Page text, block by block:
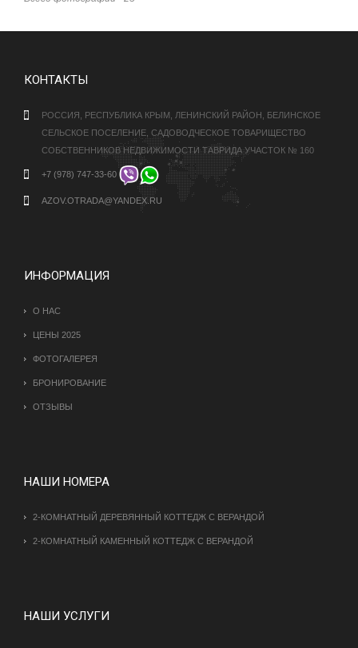
КОНТАКТЫ
РОССИЯ, РЕСПУБЛИКА КРЫМ, ЛЕНИНСКИЙ РАЙОН, БЕЛИНСКОЕ
СЕЛЬСКОЕ ПОСЕЛЕНИЕ, САДОВОДЧЕСКОЕ ТОВАРИЩЕСТВО
СОБСТВЕННИКОВ НЕДВИЖИМОСТИ ТАВРИДА УЧАСТОК № 160
+7 (978) 747-33-60
AZOV.OTRADA@YANDEX.RU
ИНФОРМАЦИЯ
О НАС
ЦЕНЫ 2025
ФОТОГАЛЕРЕЯ
БРОНИРОВАНИЕ
ОТЗЫВЫ
НАШИ НОМЕРА
2-КОМНАТНЫЙ ДЕРЕВЯННЫЙ КОТТЕДЖ С ВЕРАНДОЙ
2-КОМНАТНЫЙ КАМЕННЫЙ КОТТЕДЖ С ВЕРАНДОЙ
НАШИ УСЛУГИ